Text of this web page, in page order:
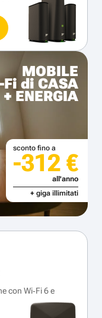
MOBILE
Fi di CASA
+ ENERGIA
sconto fino a
-312 €
all'anno
+ giga illimitati
con Wi‑Fi 6 e